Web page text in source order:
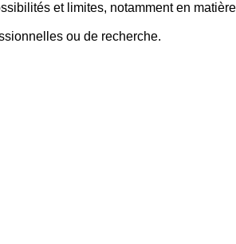
et limites, notamment en
ou de recherche.